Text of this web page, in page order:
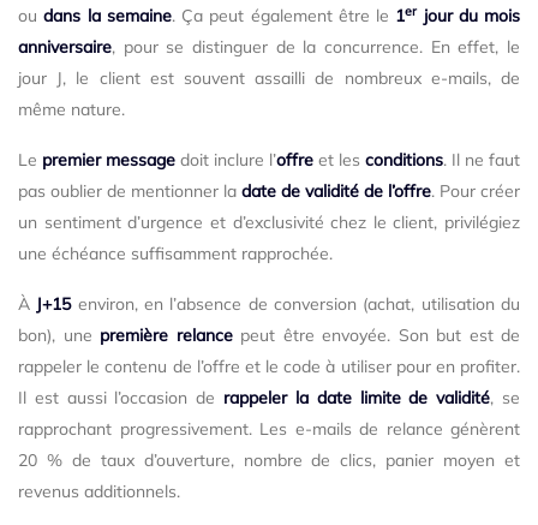
oudans la semaine. Ça peut également être le 1erjour du mois
anniversaire, pour se distinguer de la concurrence. En effet, le
jour J, le client est souvent assailli de nombreux e-mails, de
même nature.
Le premier message doit inclure l’offre et les conditions. Il ne faut
pas oublier de mentionner la date de validité de l’offre. Pour créer
un sentiment d’urgence et d’exclusivité chez le client, privilégiez
une échéance suffisamment rapprochée.
À J+15environ, en l’absence de conversion (achat, utilisation du
bon), une première relancepeut être envoyée. Son but est de
rappeler le contenu de l’offre et le code à utiliser pour en profiter.
Il est aussi l’occasion de rappeler la date limite de validité, se
rapprochant progressivement. Les e-mails de relance génèrent
20 % de taux d’ouverture, nombre de clics, panier moyen et
revenus additionnels.